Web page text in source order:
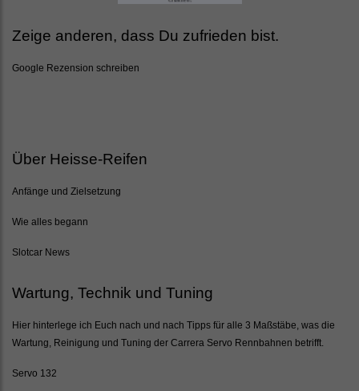
Zeige anderen, dass Du zufrieden bist.
Google Rezension schreiben
Über Heisse-Reifen
Anfänge und Zielsetzung
Wie alles begann
Slotcar News
Wartung, Technik und Tuning
Hier hinterlege ich Euch nach und nach Tipps für alle 3 Maßstäbe, was die
Wartung, Reinigung und Tuning der Carrera Servo Rennbahnen betrifft.
Servo 132